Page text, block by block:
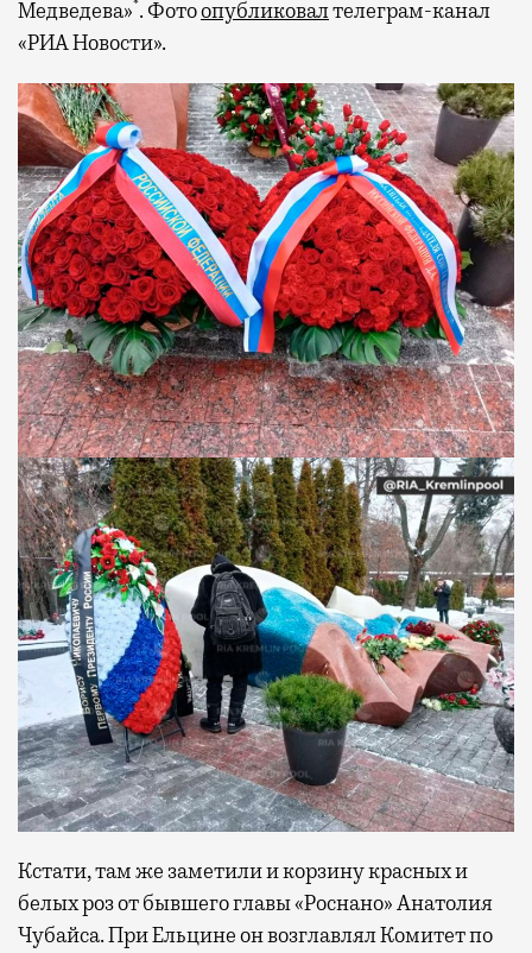
Медведева»*. Фотоопубликовалтелеграм-канал
«РИА Новости».
Кстати, там же заметили и корзину красных и
белых роз от бывшего главы «Роснано» Анатолия
Чубайса. При Ельцине он возглавлял Комитет по